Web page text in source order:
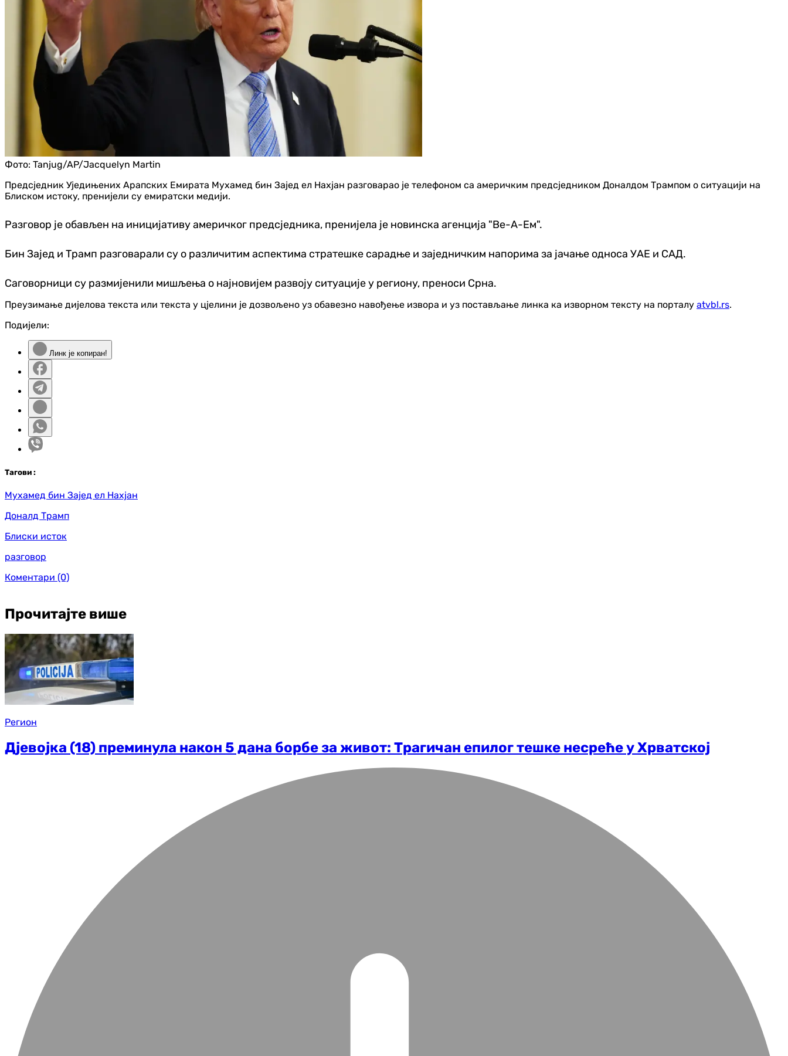
Фото: Tanjug/AP/Jacquelyn Martin
Предсједник Уједињених Арапских Емирата Мухамед бин Зајед ел Нахјан разговарао је телефоном са америчким предсједником Доналдом Трампом о ситуацији на
Блиском истоку, пренијели су емиратски медији.
Разговор је обављен на иницијативу америчког предсједника, пренијела је новинска агенција "Ве-А-Ем".
Бин Зајед и Трамп разговарали су о различитим аспектима стратешке сарадње и заједничким напорима за јачање односа УАЕ и САД.
Саговорници су размијенили мишљења о најновијем развоју ситуације у региону, преноси Срна.
Преузимање дијелова текста или текста у цјелини је дозвољено уз обавезно навођење извора и уз постављање линка ка изворном тексту на порталу atvbl.rs.
Подијели:
Линк је копиран!
Тагови :
Мухамед бин Зајед ел Нахјан
Доналд Трамп
Блиски исток
разговор
Коментари (0)
Прочитајте више
Регион
Дјевојка (18) преминула након 5 дана борбе за живот: Трагичан епилог тешке несреће у Хрватској